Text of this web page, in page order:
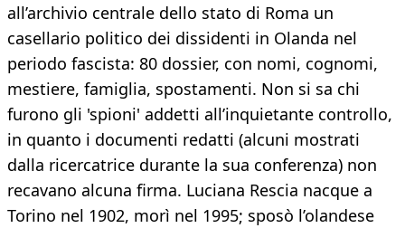
all’archivio centrale dello stato di Roma un
casellario politico dei dissidenti in Olanda nel
periodo fascista: 80 dossier, con nomi, cognomi,
mestiere, famiglia, spostamenti. Non si sa chi
furono gli 'spioni' addetti all’inquietante controllo,
in quanto i documenti redatti (alcuni mostrati
dalla ricercatrice durante la sua conferenza) non
recavano alcuna firma. Luciana Rescia nacque a
Torino nel 1902, morì nel 1995; sposò l’olandese